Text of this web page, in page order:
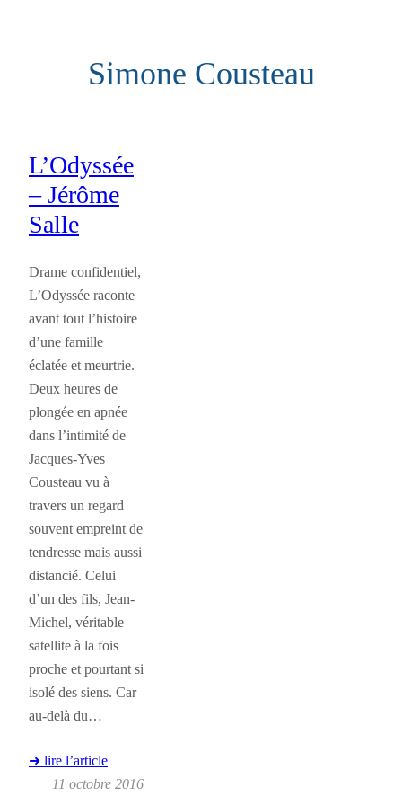
Simone Cousteau
L’Odyssée
– Jérôme
Salle
Drame confidentiel,
L’Odyssée raconte
avant tout l’histoire
d’une famille
éclatée et meurtrie.
Deux heures de
plongée en apnée
dans l’intimité de
Jacques-Yves
Cousteau vu à
travers un regard
souvent empreint de
tendresse mais aussi
distancié. Celui
d’un des fils, Jean-
Michel, véritable
satellite à la fois
proche et pourtant si
isolé des siens. Car
au-delà du…
➜ lire l’article
11 octobre 2016